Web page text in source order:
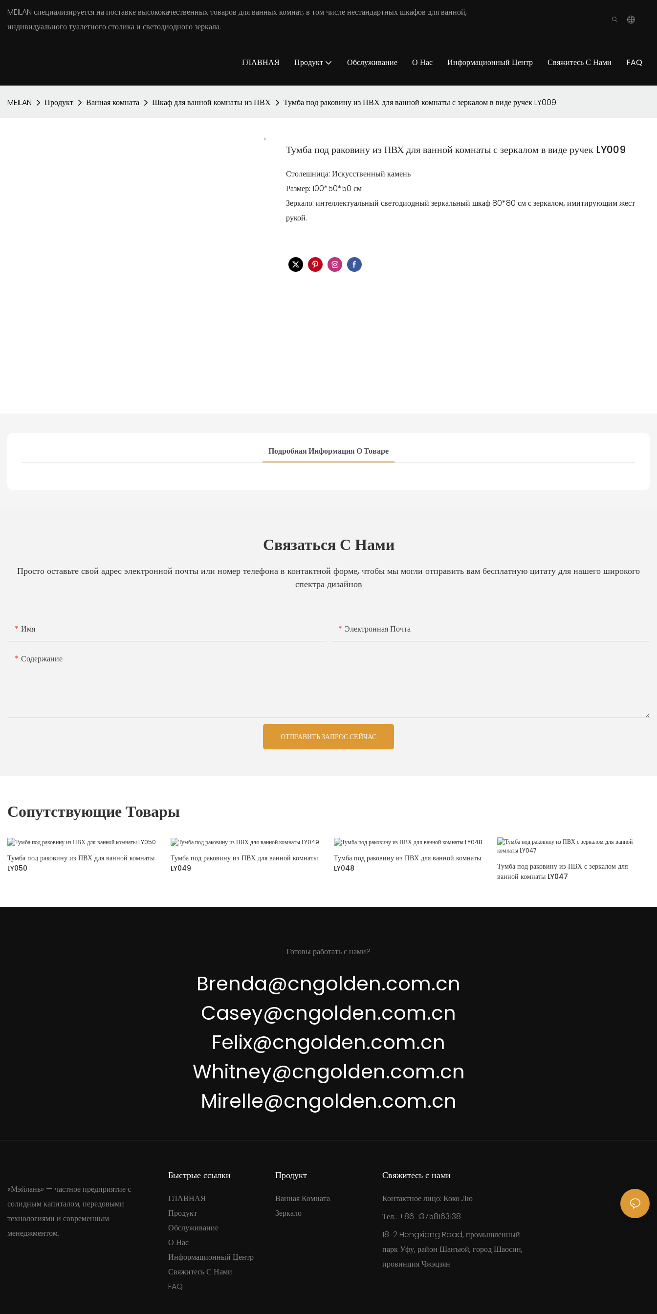
MEILAN специализируется на поставке высококачественных товаров для ванных комнат, в том числе нестандартных шкафов для ванной,
индивидуального туалетного столика и светодиодного зеркала.
ГЛАВНАЯ Продукт Обслуживание О Нас Информационный Центр Свяжитесь С Нами FAQ
MEILAN Продукт Ванная комната Шкаф для ванной комнаты из ПВХ Тумба под раковину из ПВХ для ванной комнаты с зеркалом в виде ручек LY009
Тумба под раковину из ПВХ для ванной комнаты с зеркалом в виде ручек LY009
Столешница: Искусственный камень
Размер: 100*50*50 см
Зеркало: интеллектуальный светодиодный зеркальный шкаф 80*80 см с зеркалом, имитирующим жест
рукой.
Подробная Информация О Товаре
Связаться С Нами
Просто оставьте свой адрес электронной почты или номер телефона в контактной форме, чтобы мы могли отправить вам бесплатную цитату для нашего широкого
спектра дизайнов
Имя Электронная Почта
Содержание
ОТПРАВИТЬ ЗАПРОС СЕЙЧАС
Сопутствующие Товары
Тумба под раковину из ПВХ для ванной комнаты
LY050
Тумба под раковину из ПВХ для ванной комнаты
LY049
Тумба под раковину из ПВХ для ванной комнаты
LY048
Тумба под раковину из ПВХ с зеркалом для
ванной комнаты LY047
Готовы работать с нами?
Brenda@cngolden.com.cn
Casey@cngolden.com.cn
Felix@cngolden.com.cn
Whitney@cngolden.com.cn
Mirelle@cngolden.com.cn
«Мэйлань» — частное предприятие с
солидным капиталом, передовыми
технологиями и современным
менеджментом.
Быстрые ссылки
ГЛАВНАЯ
Продукт
Обслуживание
О Нас
Информационный Центр
Свяжитесь С Нами
FAQ
Продукт
Ванная Комната
Зеркало
Свяжитесь с нами
Контактное лицо: Коко Лю
Тел.: +86-13758163138
18-2 Hengxiang Road, промышленный
парк Уфу, район Шанъюй, город Шаосин,
провинция Чжэцзян